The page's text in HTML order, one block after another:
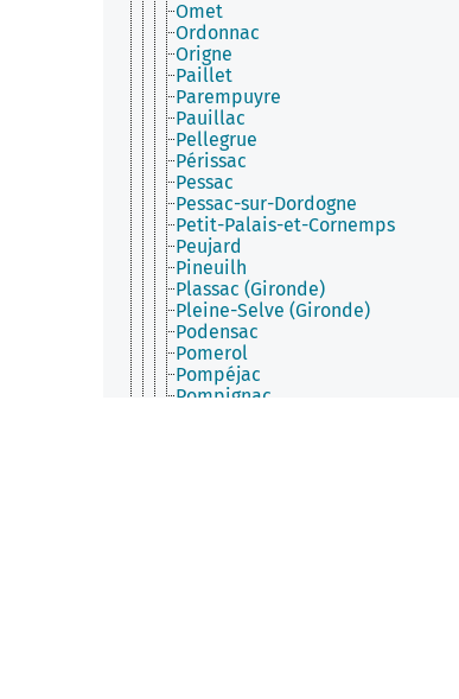
Omet
Ordonnac
Origne
Paillet
Parempuyre
Pauillac
Pellegrue
Périssac
Pessac
Pessac-sur-Dordogne
Petit-Palais-et-Cornemps
Peujard
Pineuilh
Plassac (Gironde)
Pleine-Selve (Gironde)
Podensac
Pomerol
Pompéjac
Pompignac